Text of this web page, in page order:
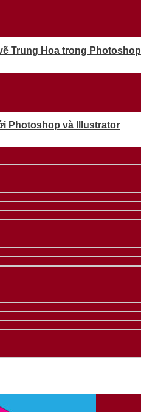
Trung Hoa trong Photoshop
Photoshop và Illustrator